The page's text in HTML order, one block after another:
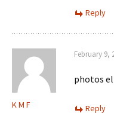
Reply
K M F
February 9,
photos
Reply